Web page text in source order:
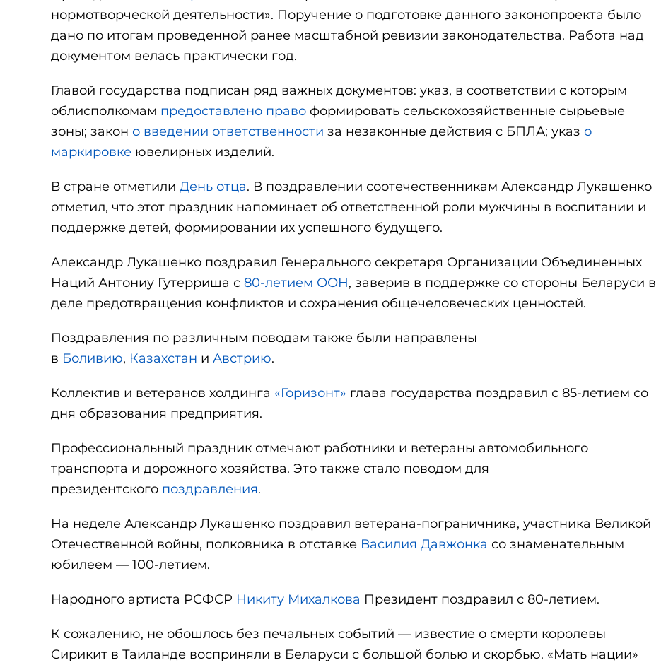
нормотворческой деятельности». Поручение о подготовке данного законопроекта было
дано по итогам проведенной ранее масштабной ревизии законодательства. Работа над
документом велась практически год.
Главой государства подписан ряд важных документов: указ, в соответствии с которым
облисполкомам предоставлено право формировать сельскохозяйственные сырьевые
зоны; закон о введении ответственности за незаконные действия с БПЛА; указ о
маркировке ювелирных изделий.
В стране отметили День отца. В поздравлении соотечественникам Александр Лукашенко
отметил, что этот праздник напоминает об ответственной роли мужчины в воспитании и
поддержке детей, формировании их успешного будущего.
Александр Лукашенко поздравил Генерального секретаря Организации Объединенных
Наций Антониу Гутерриша с 80-летием ООН, заверив в поддержке со стороны Беларуси в
деле предотвращения конфликтов и сохранения общечеловеческих ценностей.
Поздравления по различным поводам также были направлены
в Боливию, Казахстан и Австрию.
Коллектив и ветеранов холдинга «Горизонт» глава государства поздравил с 85-летием со
дня образования предприятия.
Профессиональный праздник отмечают работники и ветераны автомобильного
транспорта и дорожного хозяйства. Это также стало поводом для
президентского поздравления.
На неделе Александр Лукашенко поздравил ветерана-пограничника, участника Великой
Отечественной войны, полковника в отставке Василия Давжонка со знаменательным
юбилеем — 100-летием.
Народного артиста РСФСР Никиту Михалкова Президент поздравил с 80-летием.
К сожалению, не обошлось без печальных событий — известие о смерти королевы
Сирикит в Таиланде восприняли в Беларуси с большой болью и скорбью. «Мать нации»